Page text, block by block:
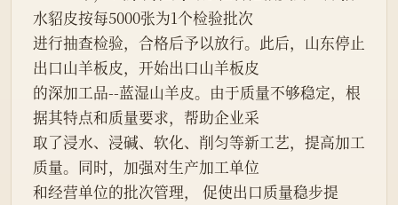
水貂皮按每5000张为1个检验批次
进行抽查检验，合格后予以放行。此后，山东停止
出口山羊板皮，开始出口山羊板皮
的深加工品--蓝湿山羊皮。由于质量不够稳定，根
据其特点和质量要求，帮助企业采
取了浸水、浸碱、软化、削匀等新工艺，提高加工
质量。同时，加强对生产加工单位
和经营单位的批次管理， 促使出口质量稳步提